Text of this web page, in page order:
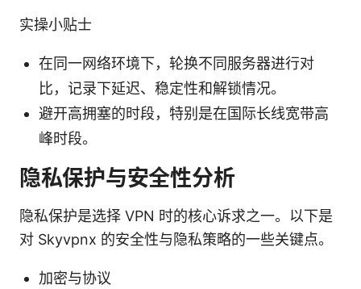
实操小贴士
在同一网络环境下，轮换不同服务器进行对
比，记录下延迟、稳定性和解锁情况。
避开高拥塞的时段，特别是在国际长线宽带高
峰时段。
隐私保护与安全性分析
隐私保护是选择 VPN 时的核心诉求之一。以下是
对 Skyvpnx 的安全性与隐私策略的一些关键点。
加密与协议